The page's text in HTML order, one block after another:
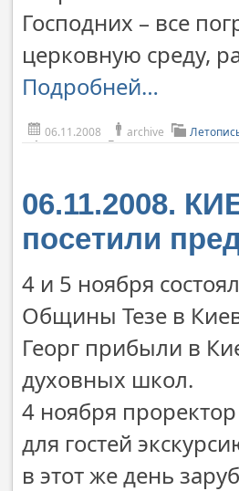
Господних – все
церковную среду,
Подробней…
06.11.2008 archive
06.11.2008.
посетили
4 и 5 ноября
Общины Тезе в
Георг прибыли в
духовных школ.
4 ноября
для гостей
в этот же день